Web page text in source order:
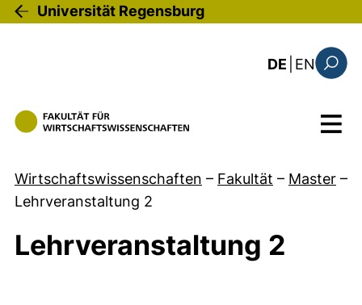
Direkt zum Inhalt
Universität Regensburg
DE EN: the
Menü
Wirtschaftswissenschaften – Fakultät – Master –
Lehrveranstaltung 2
Lehrveranstaltung 2